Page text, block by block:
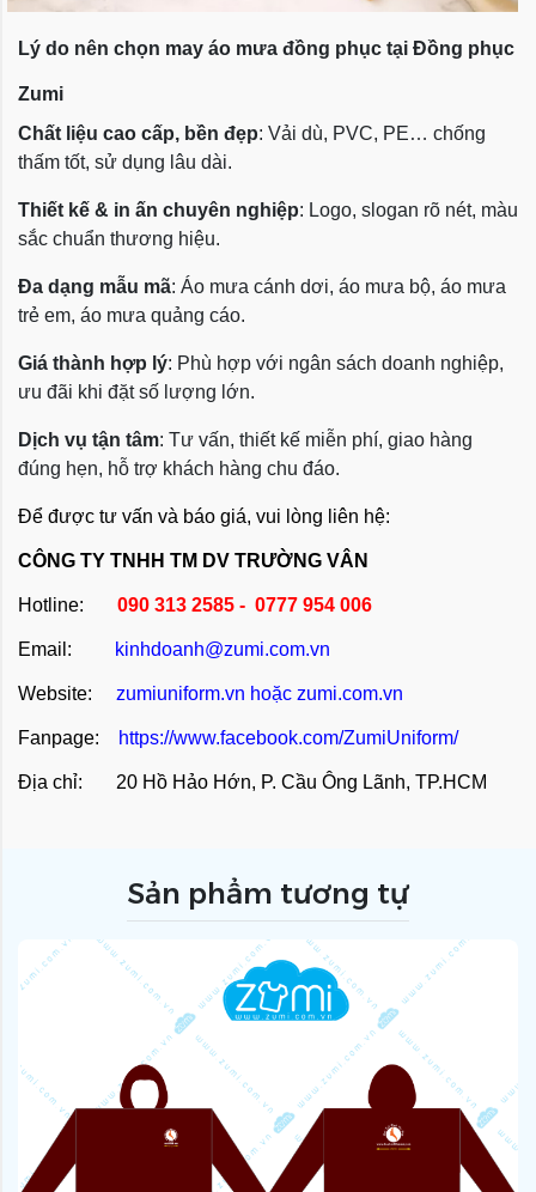
Lý do nên chọn may áo mưa đồng phục tại Đồng phục
Zumi
Chất liệu cao cấp, bền đẹp: Vải dù, PVC, PE… chống
thấm tốt, sử dụng lâu dài.
Thiết kế & in ấn chuyên nghiệp: Logo, slogan rõ nét, màu
sắc chuẩn thương hiệu.
Đa dạng mẫu mã: Áo mưa cánh dơi, áo mưa bộ, áo mưa
trẻ em, áo mưa quảng cáo.
Giá thành hợp lý: Phù hợp với ngân sách doanh nghiệp,
ưu đãi khi đặt số lượng lớn.
Dịch vụ tận tâm: Tư vấn, thiết kế miễn phí, giao hàng
đúng hẹn, hỗ trợ khách hàng chu đáo.
Để được tư vấn và báo giá, vui lòng liên hệ:
CÔNG TY TNHH TM DV TRƯỜNG VÂN
Hotline: 090 313 2585 - 0777 954 006
Email: kinhdoanh@zumi.com.vn
Website: zumiuniform.vn hoặc zumi.com.vn
Fanpage: https://www.facebook.com/ZumiUniform/
Địa chỉ: 20 Hồ Hảo Hớn, P. Cầu Ông Lãnh, TP.HCM
Sản phẩm tương tự